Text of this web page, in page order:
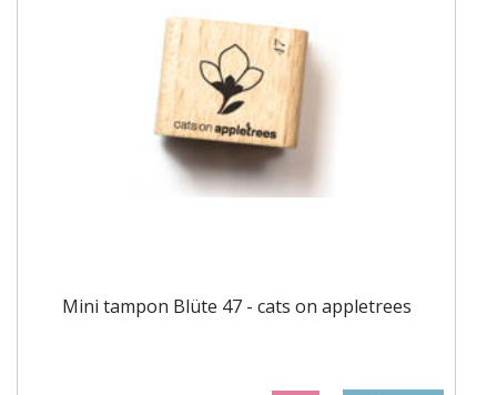
Mini tampon Blüte 47 - cats on appletrees